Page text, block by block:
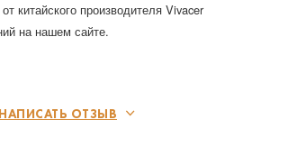
от китайского производителя Vivacer
на нашем сайте.
НАПИСАТЬ ОТЗЫВ